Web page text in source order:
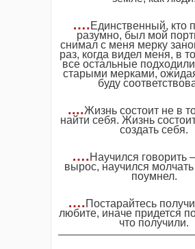
….Единственный, кто
разумно, был мой
снимал с меня мерку
раз, когда видел меня, в
все остальные
старыми мерками,
буду
....Жизнь состоит не в
найти себя. Жизнь
создать себя.
….Научился говорить
вырос, научился
поумнел.
….Постарайтесь
любите, иначе придется
что получили.